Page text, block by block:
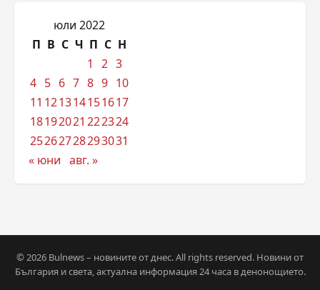
юли 2022
П В С Ч П С Н
1
2 3
4 5 6 7 8 9 10
11 121314151617
18192021 222324
25262728293031
« юни авг. »
© 2026 Bulnews – новините от днес. All rights reserved. Новини от
България и света, актуална информация 24 часа в денонощието.